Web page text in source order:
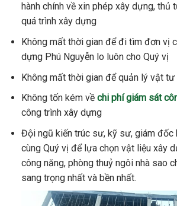
hành chính về xin phép xây dựng, thủ
quá trình xây dựng
Không mất thời gian để đi tìm đơn vị
dựng Phú Nguyễn lo luôn cho Quý vị
Không mất thời gian để quản lý vật
Không tốn kém về chi phí giám sát
công trình xây dựng
Đội ngũ kiến trúc sư, kỹ sư, giám đốc
cùng Quý vị để lựa chọn vật liệu xây
công năng, phòng thuỷ ngôi nhà sao
sang trọng nhất và bền nhất.